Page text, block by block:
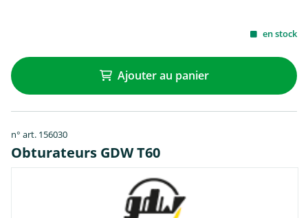
en stock
Ajouter au panier
n° art. 156030
Obturateurs GDW T60